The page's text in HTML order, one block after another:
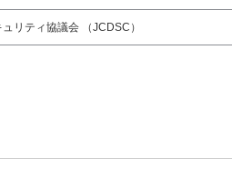
リティ協議会 （JCDSC）